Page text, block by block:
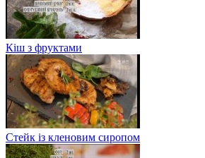
Кіш з фруктами
Стейк із кленовим сиропом